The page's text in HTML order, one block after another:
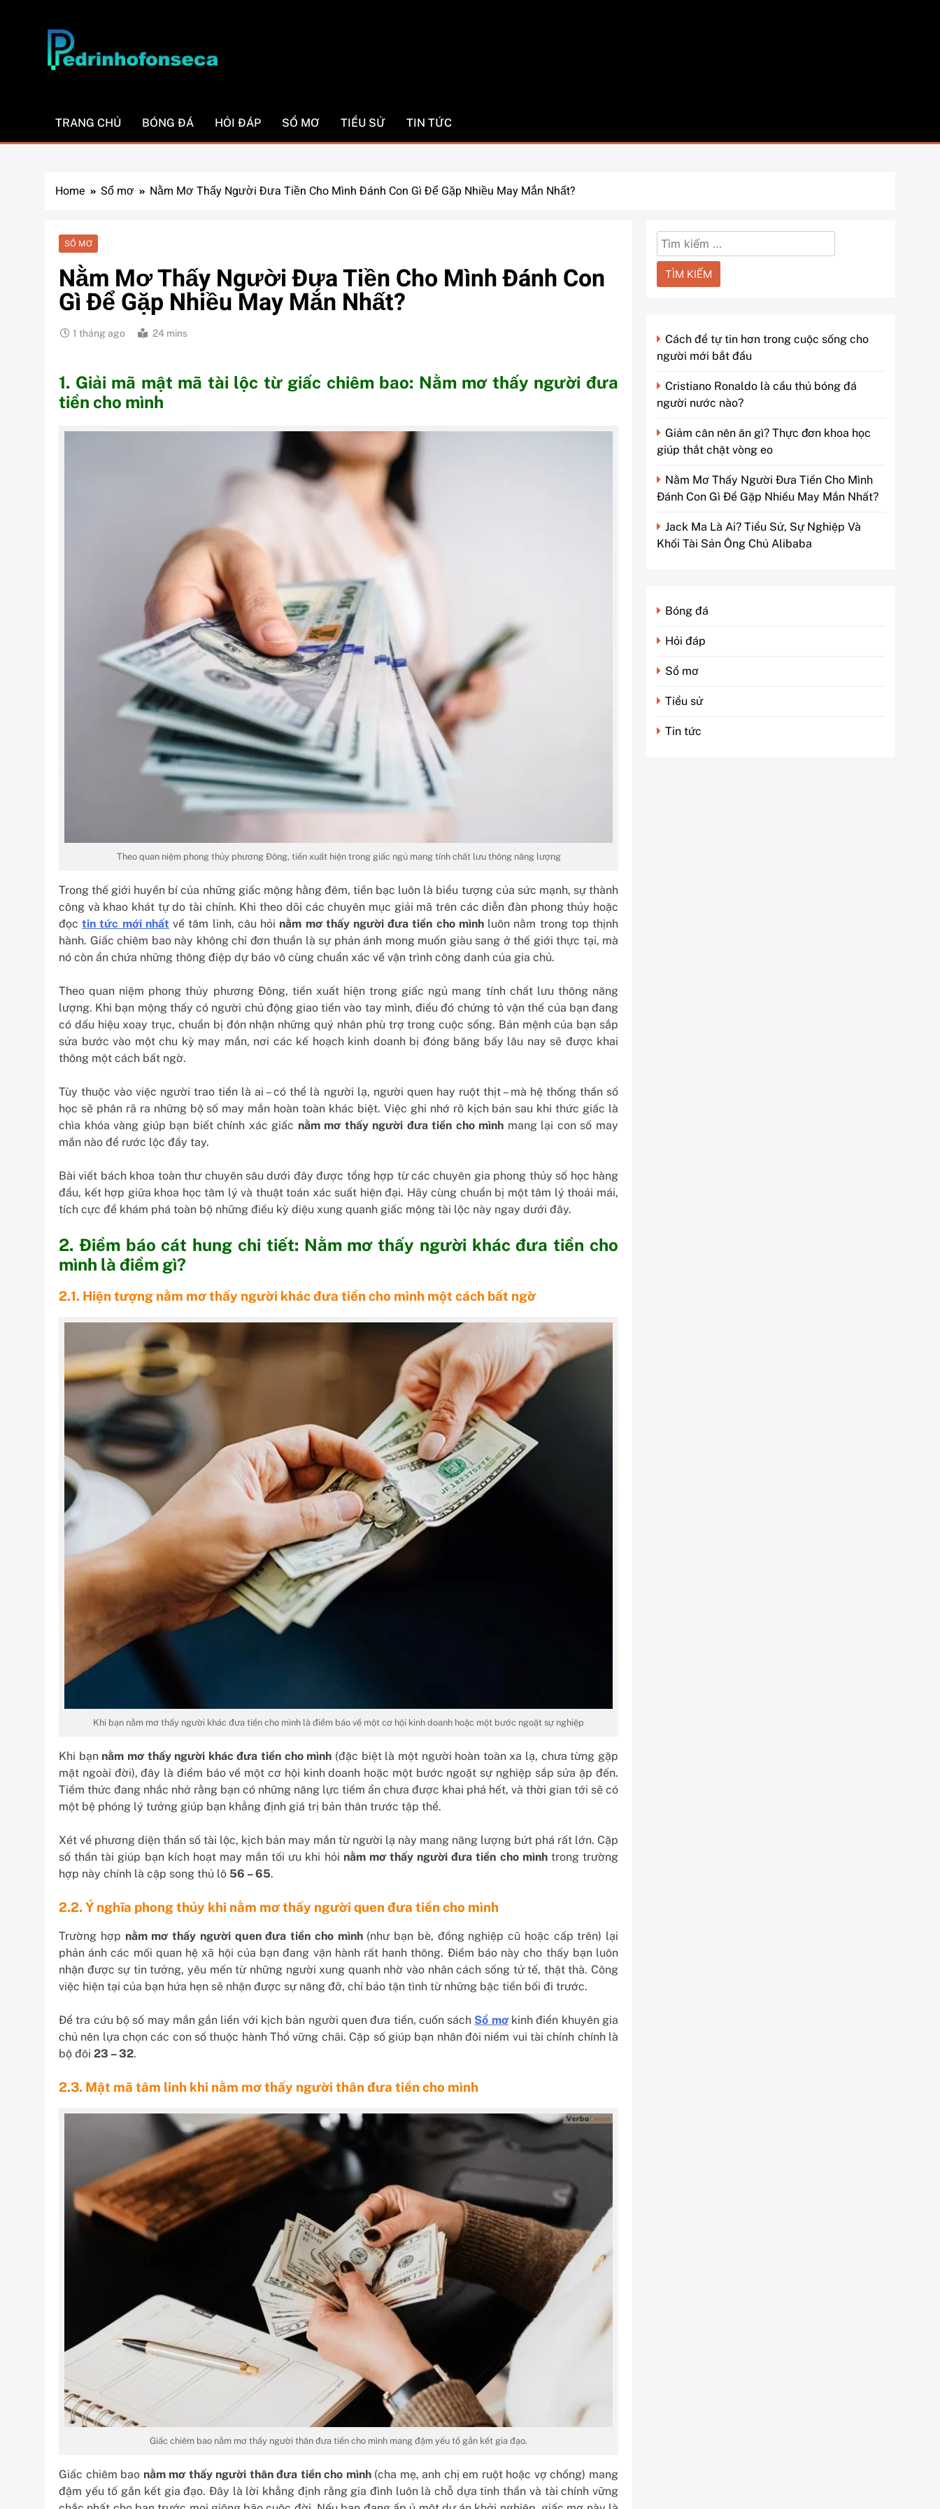
TRANG CHỦ BÓNG ĐÁ HỎI ĐÁP SỔ MƠ TIỂU SỬ TIN TỨC
Home Sổ mơ Nằm Mơ Thấy Người Đưa Tiền Cho Mình Đánh Con Gì Để Gặp Nhiều May Mắn Nhất?
SỔ MƠ
Nằm Mơ Thấy Người Đưa Tiền Cho Mình Đánh Con
Gì Để Gặp Nhiều May Mắn Nhất?
1 tháng ago 24 mins
1. Giải mã mật mã tài lộc từ giấc chiêm bao: Nằm mơ thấy người đưa
tiền cho mình
Theo quan niệm phong thủy phương Đông, tiền xuất hiện trong giấc ngủ mang tính chất lưu thông năng lượng
Trong thế giới huyền bí của những giấc mộng hằng đêm, tiền bạc luôn là biểu tượng của sức mạnh, sự thành
công và khao khát tự do tài chính. Khi theo dõi các chuyên mục giải mã trên các diễn đàn phong thủy hoặc
đọctin tức mới nhất về tâm linh, câu hỏi nằm mơ thấy người đưa tiền cho mìnhluôn nằm trong top thịnh
hành. Giấc chiêm bao này không chỉ đơn thuần là sự phản ánh mong muốn giàu sang ở thế giới thực tại, mà
nó còn ẩn chứa những thông điệp dự báo vô cùng chuẩn xác về vận trình công danh của gia chủ.
Theo quan niệm phong thủy phương Đông, tiền xuất hiện trong giấc ngủ mang tính chất lưu thông năng
lượng. Khi bạn mộng thấy có người chủ động giao tiền vào tay mình, điều đó chứng tỏ vận thế của bạn đang
có dấu hiệu xoay trục, chuẩn bị đón nhận những quý nhân phù trợ trong cuộc sống. Bản mệnh của bạn sắp
sửa bước vào một chu kỳ may mắn, nơi các kế hoạch kinh doanh bị đóng băng bấy lâu nay sẽ được khai
thông một cách bất ngờ.
Tùy thuộc vào việc người trao tiền là ai – có thể là người lạ, người quen hay ruột thịt – mà hệ thống thần số
học sẽ phân rã ra những bộ số may mắn hoàn toàn khác biệt. Việc ghi nhớ rõ kịch bản sau khi thức giấc là
chìa khóa vàng giúp bạn biết chính xác giấc nằm mơ thấy người đưa tiền cho mình mang lại con số may
mắn nào để rước lộc đầy tay.
Bài viết bách khoa toàn thư chuyên sâu dưới đây được tổng hợp từ các chuyên gia phong thủy số học hàng
đầu, kết hợp giữa khoa học tâm lý và thuật toán xác suất hiện đại. Hãy cùng chuẩn bị một tâm lý thoải mái,
tích cực để khám phá toàn bộ những điều kỳ diệu xung quanh giấc mộng tài lộc này ngay dưới đây.
2. Điềm báo cát hung chi tiết: Nằm mơ thấy người khác đưa tiền cho
mình là điềm gì?
2.1. Hiện tượng nằm mơ thấy người khác đưa tiền cho mình một cách bất ngờ
Khi bạn nằm mơ thấy người khác đưa tiền cho mình là điềm báo về một cơ hội kinh doanh hoặc một bước ngoặt sự nghiệp
Khi bạn nằm mơ thấy người khác đưa tiền cho mình (đặc biệt là một người hoàn toàn xa lạ, chưa từng gặp
mặt ngoài đời), đây là điềm báo về một cơ hội kinh doanh hoặc một bước ngoặt sự nghiệp sắp sửa ập đến.
Tiềm thức đang nhắc nhở rằng bạn có những năng lực tiềm ẩn chưa được khai phá hết, và thời gian tới sẽ có
một bệ phóng lý tưởng giúp bạn khẳng định giá trị bản thân trước tập thể.
Xét về phương diện thần số tài lộc, kịch bản may mắn từ người lạ này mang năng lượng bứt phá rất lớn. Cặp
số thần tài giúp bạn kích hoạt may mắn tối ưu khi hỏi nằm mơ thấy người đưa tiền cho mìnhtrong trường
hợp này chính là cặp song thủ lô 56 – 65.
2.2. Ý nghĩa phong thủy khi nằm mơ thấy người quen đưa tiền cho mình
Trường hợp nằm mơ thấy người quen đưa tiền cho mình(như bạn bè, đồng nghiệp cũ hoặc cấp trên) lại
phản ánh các mối quan hệ xã hội của bạn đang vận hành rất hanh thông. Điềm báo này cho thấy bạn luôn
nhận được sự tin tưởng, yêu mến từ những người xung quanh nhờ vào nhân cách sống tử tế, thật thà. Công
việc hiện tại của bạn hứa hẹn sẽ nhận được sự nâng đỡ, chỉ bảo tận tình từ những bậc tiền bối đi trước.
Để tra cứu bộ số may mắn gắn liền với kịch bản người quen đưa tiền, cuốn sách Sổ mơkinh điển khuyên gia
chủ nên lựa chọn các con số thuộc hành Thổ vững chãi. Cặp số giúp bạn nhân đôi niềm vui tài chính chính là
bộ đôi 23 – 32.
2.3. Mật mã tâm linh khi nằm mơ thấy người thân đưa tiền cho mình
Giấc chiêm bao nằm mơ thấy người thân đưa tiền cho mình mang đậm yếu tố gắn kết gia đạo.
Giấc chiêm bao nằm mơ thấy người thân đưa tiền cho mình(cha mẹ, anh chị em ruột hoặc vợ chồng) mang
đậm yếu tố gắn kết gia đạo. Đây là lời khẳng định rằng gia đình luôn là chỗ dựa tinh thần và tài chính vững
Tìm
kiếm
cho:
Cách để tự tin hơn trong cuộc sống cho
người mới bắt đầu
Cristiano Ronaldo là cầu thủ bóng đá
người nước nào?
Giảm cân nên ăn gì? Thực đơn khoa học
giúp thắt chặt vòng eo
Nằm Mơ Thấy Người Đưa Tiền Cho Mình
Đánh Con Gì Để Gặp Nhiều May Mắn Nhất?
Jack Ma Là Ai? Tiểu Sử, Sự Nghiệp Và
Khối Tài Sản Ông Chủ Alibaba
Bóng đá
Hỏi đáp
Sổ mơ
Tiểu sử
Tin tức